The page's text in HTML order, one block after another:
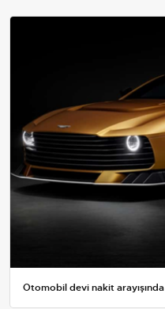
Otomobil devi nakit arayışında